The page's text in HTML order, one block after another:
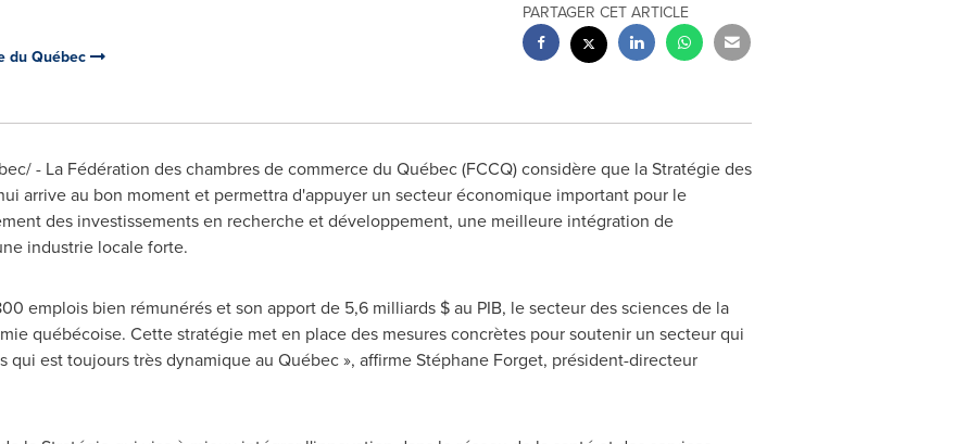
du Québec
PARTAGER CET ARTICLE
- La Fédération des chambres de commerce du Québec (FCCQ) considère que la Stratégie des
arrive au bon moment et permettra d'appuyer un secteur économique important pour le
des investissements en recherche et développement, une meilleure intégration de
industrie locale forte.
emplois bien rémunérés et son apport de 5,6 milliards $ au PIB, le secteur des sciences de la
québécoise. Cette stratégie met en place des mesures concrètes pour soutenir un secteur qui
qui est toujours très dynamique au Québec », affirme Stéphane Forget, président-directeur